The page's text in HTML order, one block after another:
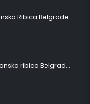
Šetač HOLO srednji silikonska Ribica Belgrade Walker
Šetač srednji NATUR silikonska ribica Belgrade Walker